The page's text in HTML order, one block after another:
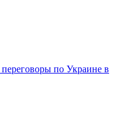
по Украине в